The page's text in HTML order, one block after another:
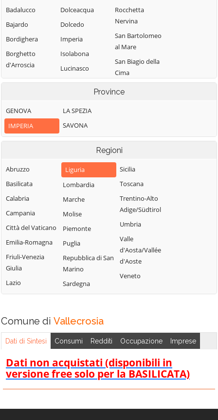
Badalucco
Bajardo
Bordighera
Borghetto
d'Arroscia
Borgomaro
Caravonica
Castel Vittorio
Castellaro
Cervo
Cesio
Chiusanico
Chiusavecchia
Cipressa
Civezza
Cosio d'Arroscia
Dolceacqua
Dolcedo
Imperia
Isolabona
Lucinasco
Mendatica
Molini di Triora
Montalto
Carpasio
Montegrosso
Olivetta San
Michele
Ospedaletti
Perinaldo
Pietrabruna
Pieve di Teco
Pigna
Pompeiana
Rocchetta
Nervina
San Bartolomeo
al Mare
San Biagio della
Cima
Mare
Seborga
Soldano
Taggia
Terzorio
Triora
Vallebona
Vallecrosia
Vasia
Province
GENOVA
IMPERIA
LA SPEZIA
SAVONA
Regioni
Abruzzo
Basilicata
Calabria
Campania
Città del Vaticano
Emilia-Romagna
Friuli-Venezia
Giulia
Lazio
Liguria
Lombardia
Marche
Molise
Piemonte
Puglia
Repubblica di San
Marino
Sardegna
Sicilia
Toscana
Trentino-Alto
Adige/Südtirol
Umbria
Valle
d'Aosta/Vallée
d'Aoste
Veneto
Comune di Vallecrosia
Dati di Sintesi Consumi Redditi Occupazione Imprese
Dati non acquistati (disponibili in
versione free solo per la BASILICATA)